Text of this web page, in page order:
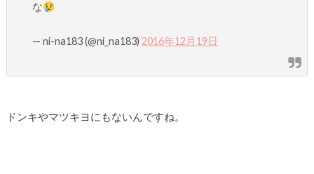
な
— ni-na183 (@ni_na183)2016年12月19日
ドンキやマツキヨにもないんですね。